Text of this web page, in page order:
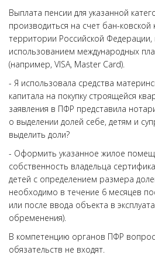
Выплата пенсии для указанной
производиться на счет бан-
территории Российской Федерации,
использованием международных
(например, VISA, Master Card).
- Я использовала средства
капитала на покупку строящейся
заявления в ПФР представила
о выделении долей себе, детям и
выделить доли?
- Оформить указанное жилое
собственность владельца
детей с определением размера
необходимо в течение 6 месяцев
или после ввода объекта в
обременения).
В компетенцию органов ПФР
обязательств не входят.